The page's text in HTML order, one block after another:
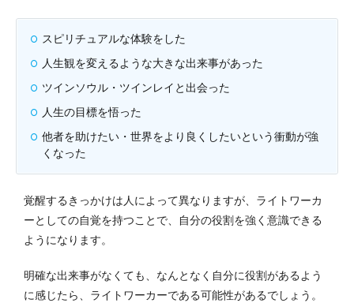
スピリチュアルな体験をした
人生観を変えるような大きな出来事があった
ツインソウル・ツインレイと出会った
人生の目標を悟った
他者を助けたい・世界をより良くしたいという衝動が強
くなった
覚醒するきっかけは人によって異なりますが、ライトワーカ
ーとしての自覚を持つことで、自分の役割を強く意識できる
ようになります。
明確な出来事がなくても、なんとなく自分に役割があるよう
に感じたら、ライトワーカーである可能性があるでしょう。